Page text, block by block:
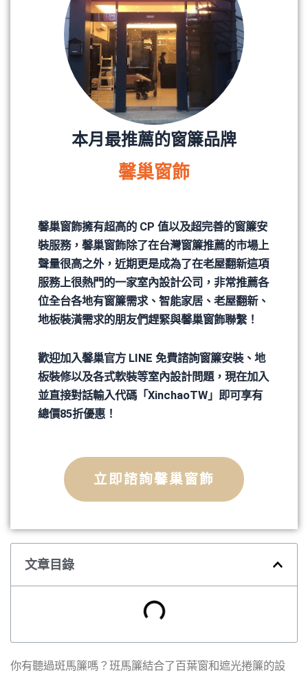
本月最推薦的窗簾品牌
馨巢窗飾
馨巢窗飾擁有超高的 CP 值以及超完善的窗簾安
裝服務，馨巢窗飾除了在台灣窗簾推薦的市場上
聲量很高之外，近期更是成為了在老屋翻新這項
服務上很熱門的一家室內設計公司，非常推薦各
位全台各地有窗簾需求、智能家居、老屋翻新、
地板裝潢需求的朋友們趕緊與馨巢窗飾聯繫！
歡迎加入馨巢官方 LINE 免費諮詢窗簾安裝、地
板裝修以及各式軟裝等室內設計問題，現在加入
並直接對話輸入代碼「XinchaoTW」即可享有
總價85折優惠！
立即諮詢馨巢窗飾
文章目錄
你有聽過斑馬簾嗎？班馬簾結合了百葉窗和遮光捲簾的設